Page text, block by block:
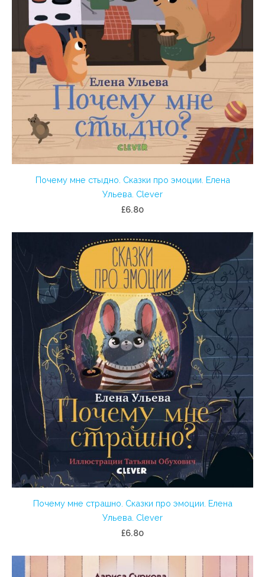
Почему мне стыдно. Сказки про эмоции. Елена
Ульева. Clever
£6.80
Почему мне страшно. Сказки про эмоции. Елена
Ульева. Clever
£6.80